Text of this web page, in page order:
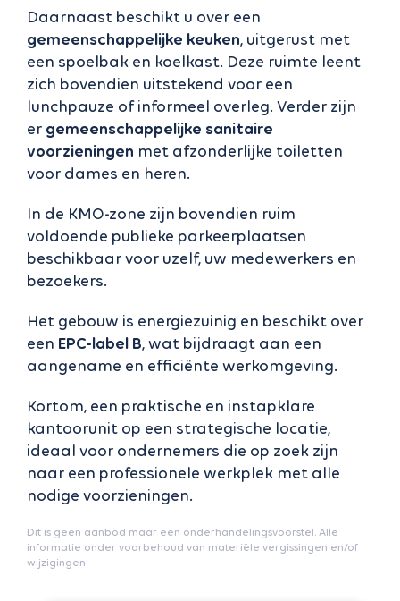
Daarnaast beschikt u over een
gemeenschappelijke keuken, uitgerust met
een spoelbak en koelkast. Deze ruimte leent
zich bovendien uitstekend voor een
lunchpauze of informeel overleg. Verder zijn
er gemeenschappelijke sanitaire
voorzieningen met afzonderlijke toiletten
voor dames en heren.
In de KMO-zone zijn bovendien ruim
voldoende publieke parkeerplaatsen
beschikbaar voor uzelf, uw medewerkers en
bezoekers.
Het gebouw is energiezuinig en beschikt over
een EPC-label B, wat bijdraagt aan een
aangename en efficiënte werkomgeving.
Kortom, een praktische en instapklare
kantoorunit op een strategische locatie,
ideaal voor ondernemers die op zoek zijn
naar een professionele werkplek met alle
nodige voorzieningen.
Dit is geen aanbod maar een onderhandelingsvoorstel. Alle
informatie onder voorbehoud van materiële vergissingen en/of
wijzigingen.